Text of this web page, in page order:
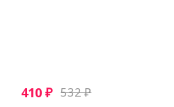
410₽ 532₽